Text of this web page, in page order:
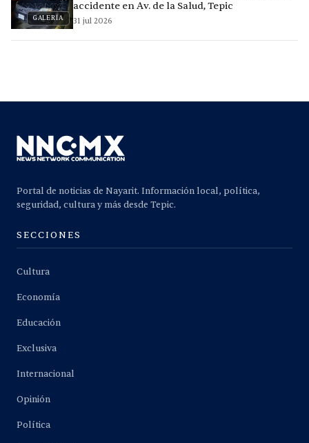
GALERÍA
accidente en Av. de la Salud, Tepic
31 jul 2026
Portal de noticias de Nayarit. Información local, política,
seguridad, cultura y más desde Tepic.
SECCIONES
Cultura
Economía
Educación
Exclusiva
Internacional
Opinión
Política